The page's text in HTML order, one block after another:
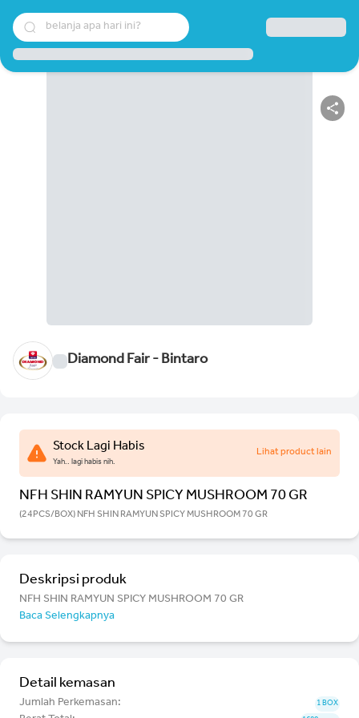
belanja apa hari ini?
Diamond Fair - Bintaro
Stock Lagi Habis
Yah.. lagi habis nih.
Lihat product lain
NFH SHIN RAMYUN SPICY MUSHROOM 70 GR
(24PCS/BOX) NFH SHIN RAMYUN SPICY MUSHROOM 70 GR
Deskripsi produk
NFH SHIN RAMYUN SPICY MUSHROOM 70 GR
Baca Selengkapnya
Detail kemasan
Jumlah Perkemasan: 1 BOX